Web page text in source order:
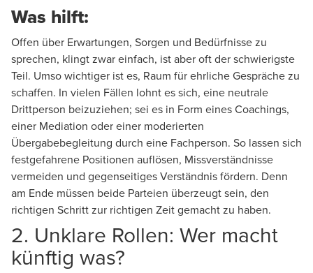
Was hilft:
Offen über Erwartungen, Sorgen und Bedürfnisse zu
sprechen, klingt zwar einfach, ist aber oft der schwierigste
Teil. Umso wichtiger ist es, Raum für ehrliche Gespräche zu
schaffen. In vielen Fällen lohnt es sich, eine neutrale
Drittperson beizuziehen; sei es in Form eines Coachings,
einer Mediation oder einer moderierten
Übergabebegleitung durch eine Fachperson. So lassen sich
festgefahrene Positionen auflösen, Missverständnisse
vermeiden und gegenseitiges Verständnis fördern. Denn
am Ende müssen beide Parteien überzeugt sein, den
richtigen Schritt zur richtigen Zeit gemacht zu haben.
2. Unklare Rollen: Wer macht
künftig was?